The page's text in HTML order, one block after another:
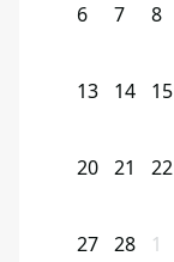
6 7 8
13 14 15
20 21 22
27 28 1